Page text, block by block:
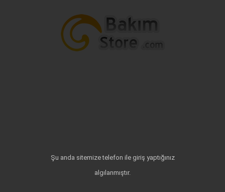
Şu anda sitemize telefon ile giriş yaptığınız
algılanmıştır.